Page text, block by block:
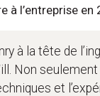
à l’entreprise en
à la tête de
Non
et